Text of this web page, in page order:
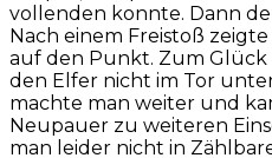
vollenden konnte. Dann
Nach einem Freistoß
auf den Punkt. Zum
den Elfer nicht im Tor
machte man weiter und
Neupauer zu weiteren
man leider nicht in